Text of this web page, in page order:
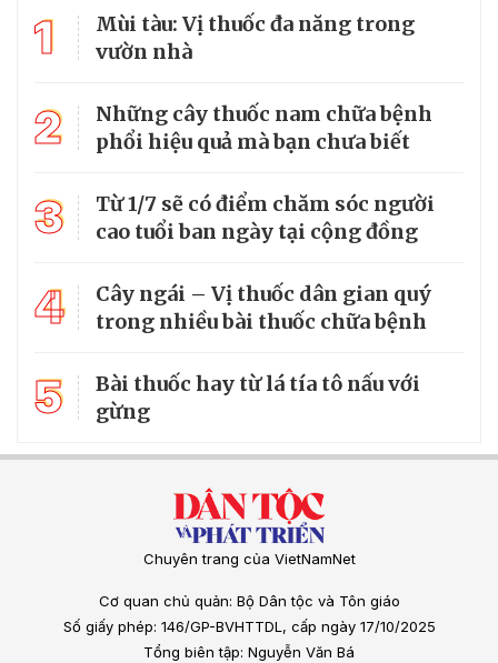
1
Mùi tàu: Vị thuốc đa năng trong
vườn nhà
2
Những cây thuốc nam chữa bệnh
phổi hiệu quả mà bạn chưa biết
3
Từ 1/7 sẽ có điểm chăm sóc người
cao tuổi ban ngày tại cộng đồng
4
Cây ngái – Vị thuốc dân gian quý
trong nhiều bài thuốc chữa bệnh
5
Bài thuốc hay từ lá tía tô nấu với
gừng
Chuyên trang của VietNamNet
Cơ quan chủ quản: Bộ Dân tộc và Tôn giáo
Số giấy phép: 146/GP-BVHTTDL, cấp ngày 17/10/2025
Tổng biên tập: Nguyễn Văn Bá